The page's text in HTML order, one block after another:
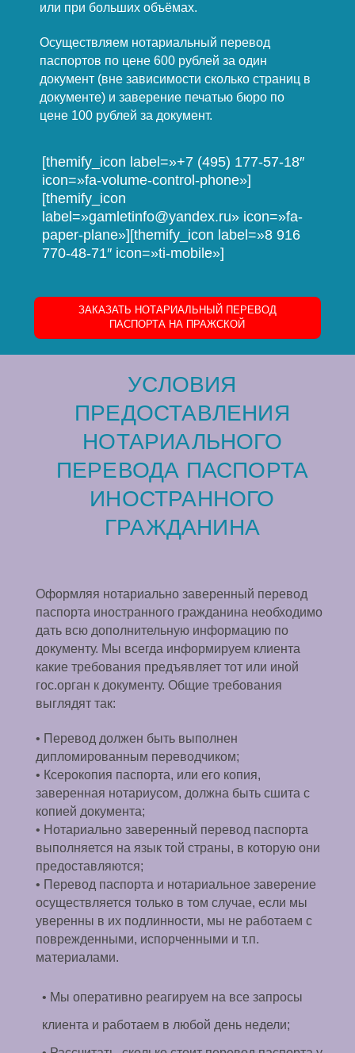
или при больших объёмах.
Осуществляем нотариальный перевод
паспортов по цене 600 рублей за один
документ (вне зависимости сколько страниц в
документе) и заверение печатью бюро по
цене 100 рублей за документ.
[themify_icon label=»+7 (495) 177-57-18″
icon=»fa-volume-control-phone»]
[themify_icon
label=»gamletinfo@yandex.ru» icon=»fa-
paper-plane»][themify_icon label=»8 916
770-48-71″ icon=»ti-mobile»]
ЗАКАЗАТЬ НОТАРИАЛЬНЫЙ ПЕРЕВОД
ПАСПОРТА НА ПРАЖСКОЙ
УСЛОВИЯ
ПРЕДОСТАВЛЕНИЯ
НОТАРИАЛЬНОГО
ПЕРЕВОДА ПАСПОРТА
ИНОСТРАННОГО
ГРАЖДАНИНА
Оформляя нотариально заверенный перевод
паспорта иностранного гражданина необходимо
дать всю дополнительную информацию по
документу. Мы всегда информируем клиента
какие требования предъявляет тот или иной
гос.орган к документу. Общие требования
выглядят так:
• Перевод должен быть выполнен
дипломированным переводчиком;
• Ксерокопия паспорта, или его копия,
заверенная нотариусом, должна быть сшита с
копией документа;
• Нотариально заверенный перевод паспорта
выполняется на язык той страны, в которую они
предоставляются;
• Перевод паспорта и нотариальное заверение
осуществляется только в том случае, если мы
уверенны в их подлинности, мы не работаем с
поврежденными, испорченными и т.п.
материалами.
• Мы оперативно реагируем на все запросы
клиента и работаем в любой день недели;